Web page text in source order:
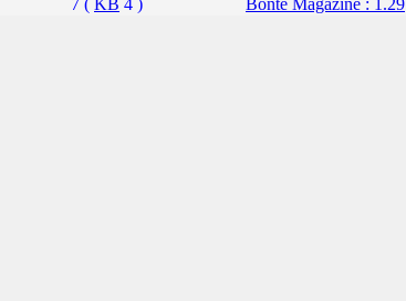
7 ( KB 4 ) Bonte Magazine : 1.29